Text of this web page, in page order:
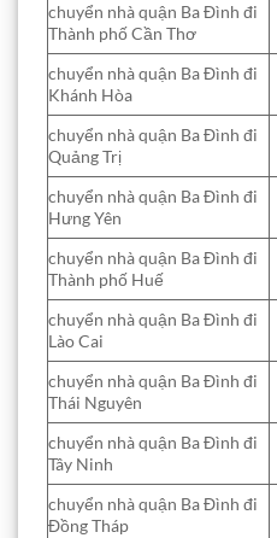
chuyển nhà quận Ba Đình đi
Thành phố Cần Thơ
chuyển nhà quận Ba Đình đi
Khánh Hòa
chuyển nhà quận Ba Đình đi
Quảng Trị
chuyển nhà quận Ba Đình đi
Hưng Yên
chuyển nhà quận Ba Đình đi
Thành phố Huế
chuyển nhà quận Ba Đình đi
Lào Cai
chuyển nhà quận Ba Đình đi
Thái Nguyên
chuyển nhà quận Ba Đình đi
Tây Ninh
chuyển nhà quận Ba Đình đi
Đồng Tháp